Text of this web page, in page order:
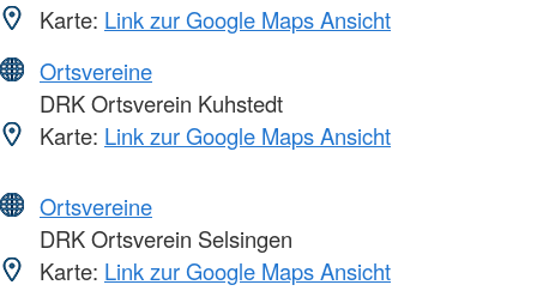
Karte: Link zur Google Maps Ansicht
Ortsvereine
DRK Ortsverein Kuhstedt
Karte: Link zur Google Maps Ansicht
Ortsvereine
DRK Ortsverein Selsingen
Karte: Link zur Google Maps Ansicht